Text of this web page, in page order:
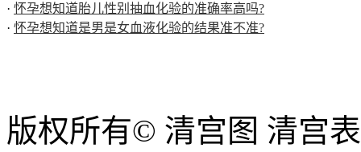
· 怀孕想知道胎儿性别抽血化验的准确率高吗?
· 怀孕想知道是男是女血液化验的结果准不准?
版权所有© 清宫图 清宫